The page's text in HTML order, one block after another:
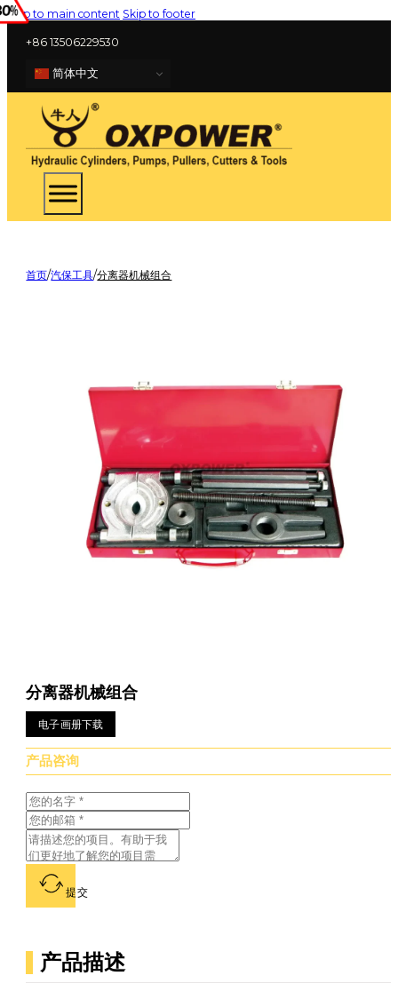
Skip to main content Skip to footer
+86 13506229530
简体中文
首页/汽保工具/分离器机械组合
分离器机械组合
电子画册下载
产品咨询
提交
产品描述